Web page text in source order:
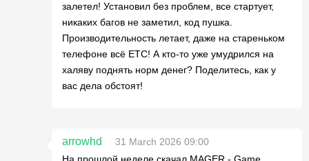
залетел! Установил без проблем, все стартует,
никаких багов не заметил, код пушка.
Производительность летает, даже на стареньком
телефоне всё ETC! А кто-то уже умудрился на
халяву поднять норм денег? Поделитесь, как у
вас дела обстоят!
arrowhd
31 March 2026 09:00